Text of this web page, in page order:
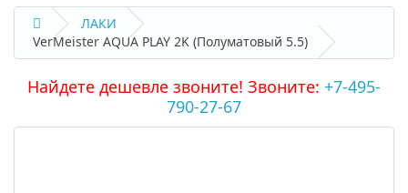
ЛАКИ
VerMeister AQUA PLAY 2K (Полуматовый 5.5)
Найдете дешевле звоните! Звоните: +7-495-
790-27-67